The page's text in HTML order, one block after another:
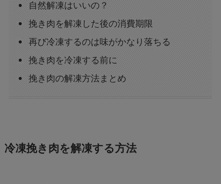
自然解凍はいいの？
挽き肉を解凍した後の消費期限
再び冷凍するのは味がかなり落ちる
挽き肉を冷凍する前に
挽き肉の解凍方法まとめ
冷凍挽き肉を解凍する方法